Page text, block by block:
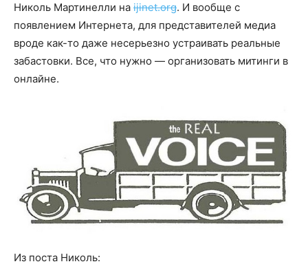
Николь Мартинелли на ijinet.org. И вообще с
появлением Интернета, для представителей медиа
вроде как-то даже несерьезно устраивать реальные
забастовки. Все, что нужно — организовать митинги в
онлайне.
Из поста Николь: